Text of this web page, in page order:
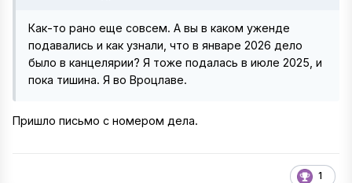
Как-то рано еще совсем. А вы в каком уженде
подавались и как узнали, что в январе 2026 дело
было в канцелярии? Я тоже подалась в июле 2025, и
пока тишина. Я во Вроцлаве.
Пришло письмо с номером дела.
1